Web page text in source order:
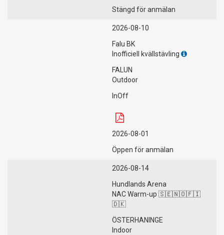
Stängd för anmälan
2026-08-10
Falu BK
Inofficiell kvällstävling
FALUN
Outdoor
InOff
2026-08-01
Öppen för anmälan
2026-08-14
Hundlands Arena
NAC Warm-up 🇸🇪🇳🇴🇫🇮
🇩🇰
ÖSTERHANINGE
Indoor